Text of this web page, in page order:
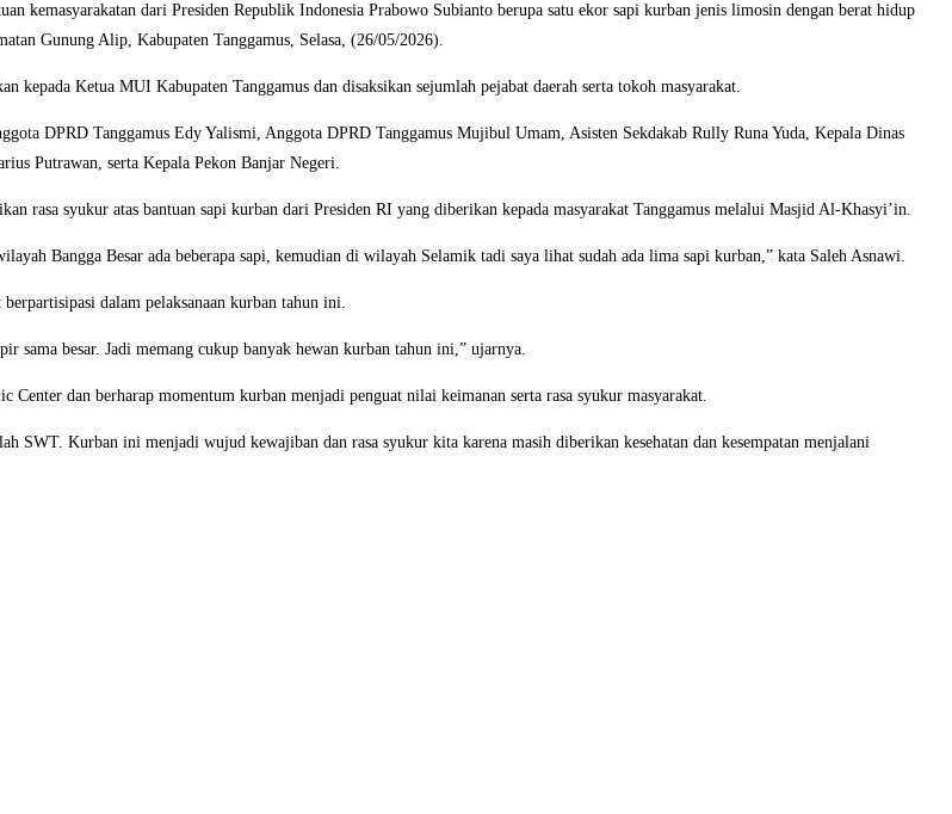
kemasyarakatan dari Presiden Republik Indonesia Prabowo Subianto berupa satu ekor sapi kurban jenis limosin dengan berat hidup
Gunung Alip, Kabupaten Tanggamus, Selasa, (26/05/2026).
Ketua MUI Kabupaten Tanggamus dan disaksikan sejumlah pejabat daerah serta tokoh masyarakat.
DPRD Tanggamus Edy Yalismi, Anggota DPRD Tanggamus Mujibul Umam, Asisten Sekdakab Rully Runa Yuda, Kepala Dinas
Putrawan, serta Kepala Pekon Banjar Negeri.
rasa syukur atas bantuan sapi kurban dari Presiden RI yang diberikan kepada masyarakat Tanggamus melalui Masjid Al-Khasyi’in.
Bangga Besar ada beberapa sapi, kemudian di wilayah Selamik tadi saya lihat sudah ada lima sapi kurban,” kata Saleh Asnawi.
dalam pelaksanaan kurban tahun ini.
sama besar. Jadi memang cukup banyak hewan kurban tahun ini,” ujarnya.
dan berharap momentum kurban menjadi penguat nilai keimanan serta rasa syukur masyarakat.
SWT. Kurban ini menjadi wujud kewajiban dan rasa syukur kita karena masih diberikan kesehatan dan kesempatan menjalani